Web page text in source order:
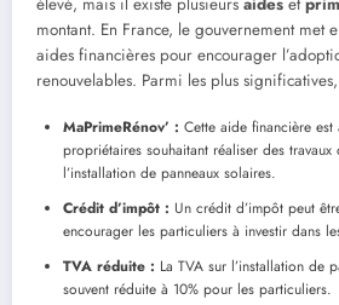
montant. En France, le gouvernement met
aides financières pour encourager
renouvelables. Parmi les plus
MaPrimeRénov’ : Cette aide financière est
propriétaires souhaitant réaliser des travaux
l’installation de panneaux solaires.
Crédit d’impôt : Un crédit d’impôt peut
encourager les particuliers à investir dans
TVA réduite : La TVA sur l’installation de
souvent réduite à 10% pour les particuliers.